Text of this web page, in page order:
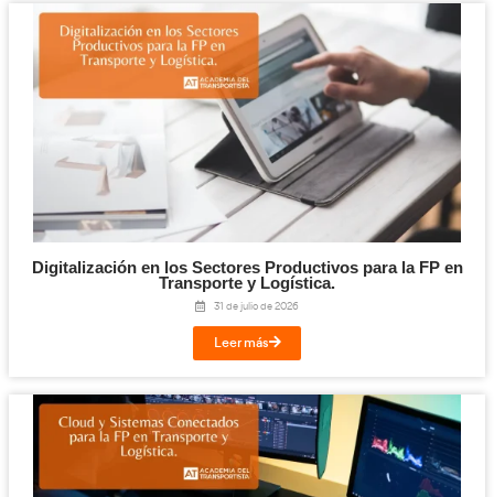
¿Listo para dar el siguiente
en tu carrera?
Comienza tuinscripción hoy mismo y consigue tu título.
Hazclicy comienza a explorar nuestro canal.